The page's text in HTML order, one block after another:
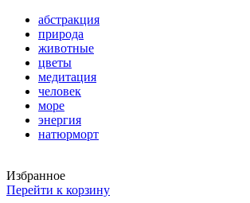
абстракция
природа
животные
цветы
медитация
человек
море
энергия
натюрморт
Избранное
Перейти к корзину